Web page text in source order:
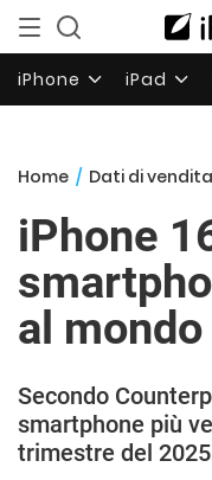
iPhone iPad
Home / Dati di vendita
iPhone
al
Secondo
smartphone più
trimestre del